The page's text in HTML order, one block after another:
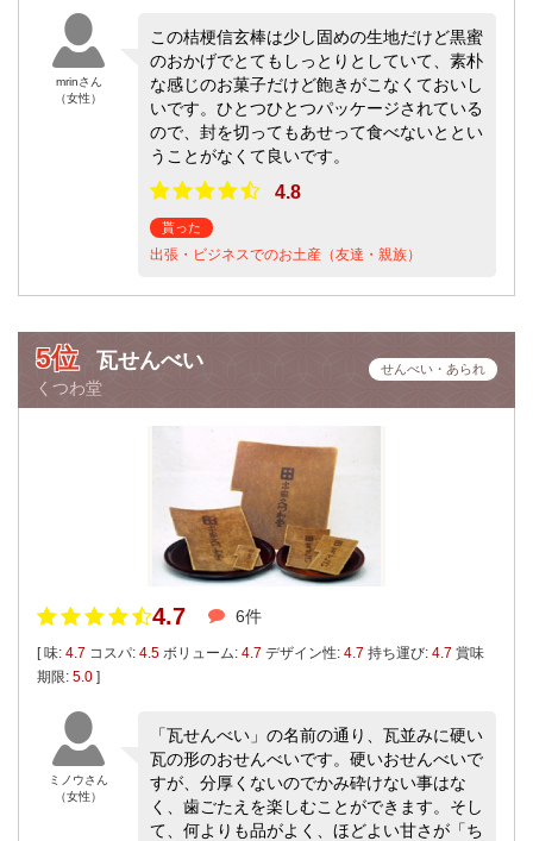
mrinさん
（女性）
この桔梗信玄棒は少し固めの生地だけど黒蜜
のおかげでとてもしっとりとしていて、素朴
な感じのお菓子だけど飽きがこなくておいし
いです。ひとつひとつパッケージされている
ので、封を切ってもあせって食べないととい
うことがなくて良いです。
4.8
貰った
出張・ビジネスでのお土産（友達・親族）
5位 瓦せんべい
くつわ堂
せんべい・あられ
4.7 6件
[ 味: 4.7 コスパ: 4.5 ボリューム: 4.7 デザイン性: 4.7 持ち運び: 4.7 賞味
期限: 5.0 ]
ミノウさん
（女性）
「瓦せんべい」の名前の通り、瓦並みに硬い
瓦の形のおせんべいです。硬いおせんべいで
すが、分厚くないのでかみ砕けない事はな
く、歯ごたえを楽しむことができます。そし
て、何よりも品がよく、ほどよい甘さが「ち